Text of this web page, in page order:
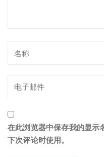
在此浏览器中保存我的显示
下次评论时使用。